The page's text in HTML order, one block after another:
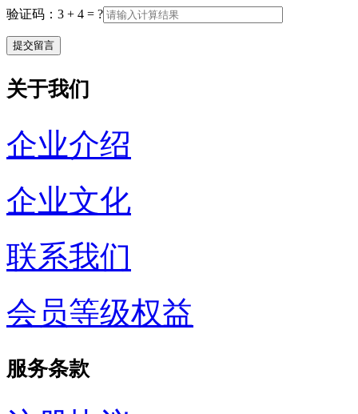
验证码：3 + 4 = ?
关于我们
企业介绍
企业文化
联系我们
会员等级权益
服务条款